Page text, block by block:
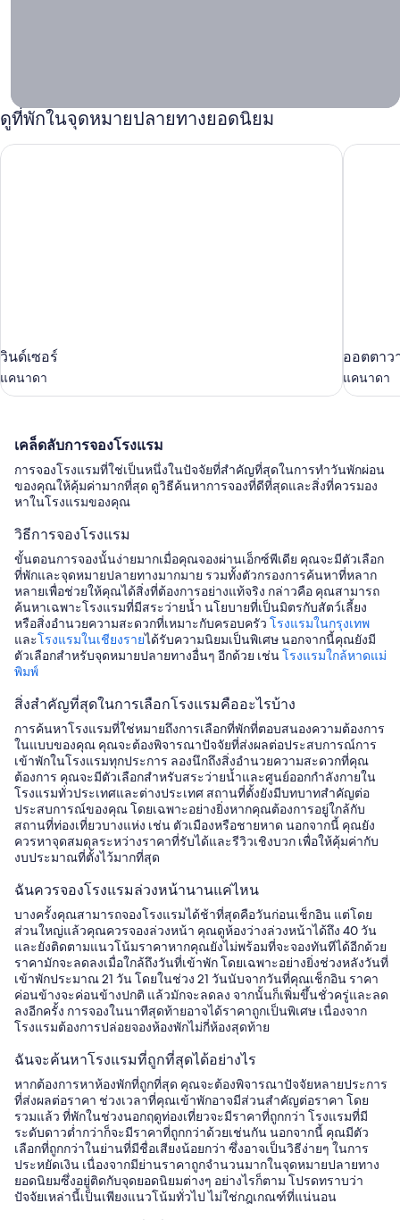
ค้นหาที่
ดูที่พักในจุดหมายปลายทางยอดนิยม
วิน
ด์
เซอร์
วินด์เซอร์
แคนาดา
วินด์เซอร์
ออตตาว
แคนาดา
ออตตาว
แคนาดา
ออตตาว
เคล็ด
การ
จอง
โรงแรม
เคล็ดลับการจองโรงแรม
การจองโรงแรมที่ใช่เป็นหนึ่งในปัจจัยที่สำคัญที่สุดในการทำวันพักผ่อน
ของคุณให้คุ้มค่ามากที่สุด ดูวิธีค้นหาการจองที่ดีที่สุดและสิ่งที่ควรมอง
หาในโรงแรมของคุณ
วิธีการจองโรงแรม
ขั้นตอนการจองนั้นง่ายมากเมื่อคุณจองผ่านเอ็กซ์พีเดีย คุณจะมีตัวเลือก
ที่พักและจุดหมายปลายทางมากมาย รวมทั้งตัวกรองการค้นหาที่หลาก
หลายเพื่อช่วยให้คุณได้สิ่งที่ต้องการอย่างแท้จริง กล่าวคือ คุณสามารถ
ค้นหาเฉพาะโรงแรมที่มีสระว่ายน้ำ นโยบายที่เป็นมิตรกับสัตว์เลี้ยง
หรือสิ่งอำนวยความสะดวกที่เหมาะกับครอบครัว โรงแรมในกรุงเทพ
และโรงแรมในเชียงรายได้รับความนิยมเป็นพิเศษ นอกจากนี้คุณยังมี
ตัวเลือกสำหรับจุดหมายปลายทางอื่นๆ อีกด้วย เช่นโรงแรมใกล้หาดแม่
พิมพ์
สิ่งสำคัญที่สุดในการเลือกโรงแรมคืออะไรบ้าง
การค้นหาโรงแรมที่ใช่หมายถึงการเลือกที่พักที่ตอบสนองความต้องการ
ในแบบของคุณ คุณจะต้องพิจารณาปัจจัยที่ส่งผลต่อประสบการณ์การ
เข้าพักในโรงแรมทุกประการ ลองนึกถึงสิ่งอำนวยความสะดวกที่คุณ
ต้องการ คุณจะมีตัวเลือกสำหรับสระว่ายน้ำและศูนย์ออกกำลังกายใน
โรงแรมทั่วประเทศและต่างประเทศ สถานที่ตั้งยังมีบทบาทสำคัญต่อ
ประสบการณ์ของคุณ โดยเฉพาะอย่างยิ่งหากคุณต้องการอยู่ใกล้กับ
สถานที่ท่องเที่ยวบางแห่ง เช่น ตัวเมืองหรือชายหาด นอกจากนี้ คุณยัง
ควรหาจุดสมดุลระหว่างราคาที่รับได้และรีวิวเชิงบวก เพื่อให้คุ้มค่ากับ
งบประมาณที่ตั้งไว้มากที่สุด
ฉันควรจองโรงแรมล่วงหน้านานแค่ไหน
บางครั้งคุณสามารถจองโรงแรมได้ช้าที่สุดคือวันก่อนเช็กอิน แต่โดย
ส่วนใหญ่แล้วคุณควรจองล่วงหน้า คุณดูห้องว่างล่วงหน้าได้ถึง 40 วัน
และยังติดตามแนวโน้มราคาหากคุณยังไม่พร้อมที่จะจองทันทีได้อีกด้วย
ราคามักจะลดลงเมื่อใกล้ถึงวันที่เข้าพัก โดยเฉพาะอย่างยิ่งช่วงหลังวันที่
เข้าพักประมาณ 21 วัน โดยในช่วง 21 วันนับจากวันที่คุณเช็กอิน ราคา
ค่อนข้างจะค่อนข้างปกติ แล้วมักจะลดลง จากนั้นก็เพิ่มขึ้นชั่วครู่และลด
ลงอีกครั้ง การจองในนาทีสุดท้ายอาจได้ราคาถูกเป็นพิเศษ เนื่องจาก
โรงแรมต้องการปล่อยจองห้องพักไม่กี่ห้องสุดท้าย
ฉันจะค้นหาโรงแรมที่ถูกที่สุดได้อย่างไร
หากต้องการหาห้องพักที่ถูกที่สุด คุณจะต้องพิจารณาปัจจัยหลายประการ
ที่ส่งผลต่อราคา ช่วงเวลาที่คุณเข้าพักอาจมีส่วนสำคัญต่อราคา โดย
รวมแล้ว ที่พักในช่วงนอกฤดูท่องเที่ยวจะมีราคาที่ถูกกว่า โรงแรมที่มี
ระดับดาวต่ำกว่าก็จะมีราคาที่ถูกกว่าด้วยเช่นกัน นอกจากนี้ คุณมีตัว
เลือกที่ถูกกว่าในย่านที่มีชื่อเสียงน้อยกว่า ซึ่งอาจเป็นวิธีง่ายๆ ในการ
ประหยัดเงิน เนื่องจากมีย่านราคาถูกจำนวนมากในจุดหมายปลายทาง
ยอดนิยมซึ่งอยู่ติดกับจุดยอดนิยมต่างๆ อย่างไรก็ตาม โปรดทราบว่า
ปัจจัยเหล่านี้เป็นเพียงแนวโน้มทั่วไป ไม่ใช่กฎเกณฑ์ที่แน่นอน